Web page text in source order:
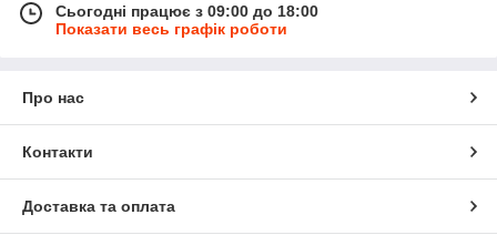
Сьогодні працює з 09:00 до 18:00
Показати весь графік роботи
Про нас
Контакти
Доставка та оплата